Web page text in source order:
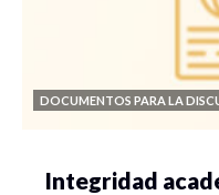
DOCUMENTOS PARA LA
Integridad